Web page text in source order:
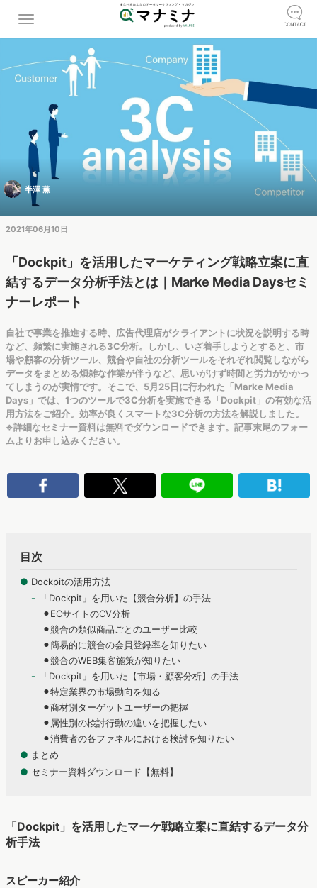
半澤 薫
2021年06月10日
「Dockpit」を活用したマーケティング戦略立案に直
結するデータ分析手法とは｜Marke Media Daysセミ
ナーレポート
自社で事業を推進する時、広告代理店がクライアントに状況を説明する時
など、頻繁に実施される3C分析。しかし、いざ着手しようとすると、市
場や顧客の分析ツール、競合や自社の分析ツールをそれぞれ閲覧しながら
データをまとめる煩雑な作業が伴うなど、思いがけず時間と労力がかかっ
てしまうのが実情です。そこで、5月25日に行われた「Marke Media
Days」では、1つのツールで3C分析を実施できる「Dockpit」の有効な活
用方法をご紹介。効率が良くスマートな3C分析の方法を解説しました。
※詳細なセミナー資料は無料でダウンロードできます。記事末尾のフォー
ムよりお申し込みください。
目次
● Dockpitの活用方法
「Dockpit」を用いた【競合分析】の手法
⚫︎ECサイトのCV分析
⚫︎競合の類似商品ごとのユーザー比較
⚫︎簡易的に競合の会員登録率を知りたい
⚫︎競合のWEB集客施策が知りたい
「Dockpit」を用いた【市場・顧客分析】の手法
⚫︎特定業界の市場動向を知る
⚫︎商材別ターゲットユーザーの把握
⚫︎属性別の検討行動の違いを把握したい
⚫︎消費者の各ファネルにおける検討を知りたい
● まとめ
● セミナー資料ダウンロード【無料】
「Dockpit」を活用したマーケ戦略立案に直結するデータ分
析手法
スピーカー紹介